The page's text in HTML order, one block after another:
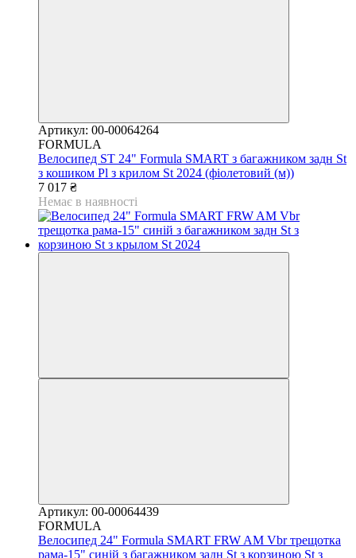
Артикул: 00-00064264
FORMULA
Велосипед ST 24" Formula SMART з багажником задн St
з кошиком Pl з крилом St 2024 (фіолетовий (м))
7 017 ₴
Немає в наявності
Артикул: 00-00064439
FORMULA
Велосипед 24" Formula SMART FRW AM Vbr трещотка
рама-15" синій з багажником задн St з корзиною St з